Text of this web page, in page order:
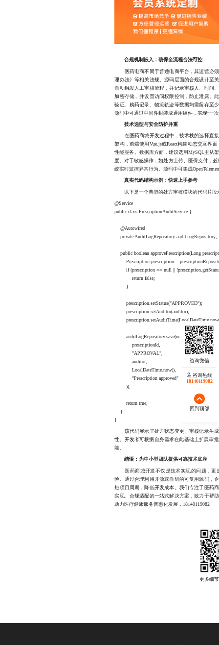
合规机制嵌入：确保全流程合法可控
医药电商不同于普通电商平台，其运营必须
理办法》等相关法规。源码层面的合规设计至
自动触发人工审核流程，并记录审核人、时间
加密存储，并设置访问权限控制，防止泄露。
验证、购药记录、物流轨迹等数据均需留存至
源码中可通过中间件封装成通用组件，实现“一
技术选型与安全防护并重
在医药商城开发过程中，技术栈的选择直接
架构，前端使用Vue.js或React构建动态交互界
性能服务。数据库方面，建议选用MySQL主从
度。对于敏感操作，如处方上传、医保支付，
统实时监控异常行为。源码中可集成
真实代码结构示例：快速上手参考
以下是一个典型的处方审核模块的代码片段
@Service
public class PrescriptionAuditService {
    @Autowired
    private AuditLogRepository auditLogRepository;
public boolean approvePrescription(Long
Prescription prescription =
if (prescription == null ||
            return false;
        }
        prescription.setStatus("APPROVED");
        prescription.setAuditor(auditor);
        auditLogRepository.save(new AuditLog(
            prescriptionId,
            "APPROVAL",
            auditor,
            LocalDateTime.now(),
            "Prescription approved"
        ));
        return true;
    }
}
该代码展示了处方状态变更、审核记录生成
性。开发者可根据自身需求在此基础上扩展审
能。
结语：为中小型团队提供可靠技术底座
医药商城开发不仅是技术实现的问题，更
验。通过合理利用开源或自研的可复用源码，
短项目周期，降低开发成本。我们专注于医药
实现、合规适配的一站式解决方案，致力于帮
助力医疗健康服务普惠化发展，18140119082
咨询热线
18140119082
回到顶部